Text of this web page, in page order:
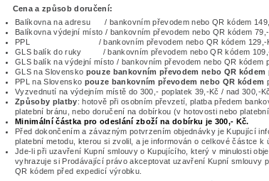
Cena a způsob doručení:
Balíkovna na adresu / bankovním převodem nebo QR kódem
Balíkovna výdejní místo / bankovním převodem nebo QR kódem
PPL / bankovním převodem nebo QR kódem
GLS balík do ruky / bankovním převodem neboQR kódem
GLS balík na výdejní místo / bankovním převodem nebo QR kódem
GLS na Slovensko pouze bankovním převodem nebo QR kódem
PPL na Slovensko pouze bankovním převodem nebo QR kódem
Vyzvednutí na výdejním místě do 300,- poplatek 39,-Kč / nad 300,-
Způsoby platby: hotově při osobním převzetí, platba předem
platební bránu, nebo doručení na dobírkou (v hotovosti nebo
Minimální částka pro odeslání zboží na dobírku je 300,- Kč.
Před dokončením a závazným potvrzením objednávky je Kupující
platební metodu, kterou si zvolil, a je informován o celkové částce k
Jde-li při uzavření Kupní smlouvy o Kupujícího, který v minulosti
vyhrazuje si Prodávající právo akceptovat uzavření Kupní smlouvy
QR kódempřed expedicí výrobku.